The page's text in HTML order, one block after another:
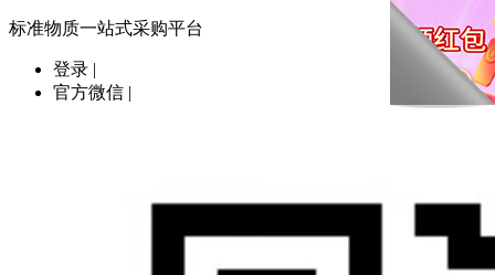
标准物质一站式采购平台
登录 |
官方微信 |